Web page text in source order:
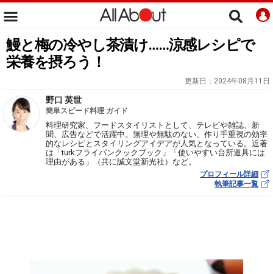
鰻と梅の冷やし茶漬け……涼感レシピで
栄養を摂ろう！
更新日： 2024年08月11日
野口 英世
簡単スピード料理 ガイド
料理研究家、フードスタイリストとして、テレビや雑誌、新
聞、広告などで活躍中。無理や無駄のない、作り手重視の効率
的なレシピとスタイリングアイデアが人気となっている。近著
は「turkフライパンクックブック」「使いやすい台所道具には
理由がある」（共に誠文堂新光社）など。
プロフィール詳細
執筆記事一覧